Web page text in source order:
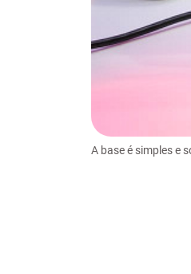
A base é simples e